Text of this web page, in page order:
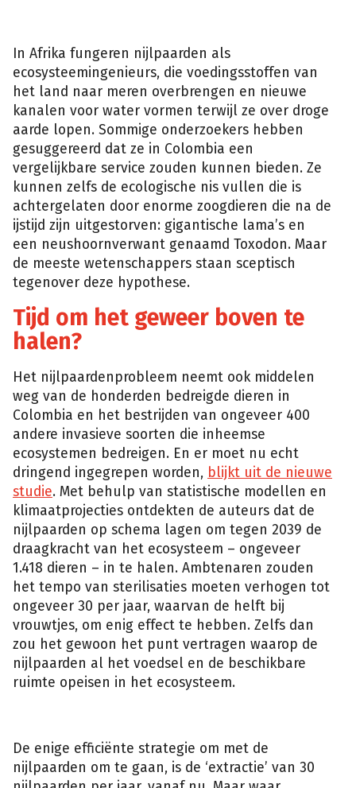
In Afrika fungeren nijlpaarden als
ecosysteemingenieurs, die voedingsstoffen van
het land naar meren overbrengen en nieuwe
kanalen voor water vormen terwijl ze over droge
aarde lopen. Sommige onderzoekers hebben
gesuggereerd dat ze in Colombia een
vergelijkbare service zouden kunnen bieden. Ze
kunnen zelfs de ecologische nis vullen die is
achtergelaten door enorme zoogdieren die na de
ijstijd zijn uitgestorven: gigantische lama’s en
een neushoornverwant genaamd Toxodon. Maar
de meeste wetenschappers staan sceptisch
tegenover deze hypothese.
Tijd om het geweer boven te
halen?
Het nijlpaardenprobleem neemt ook middelen
weg van de honderden bedreigde dieren in
Colombia en het bestrijden van ongeveer 400
andere invasieve soorten die inheemse
ecosystemen bedreigen. En er moet nu echt
dringend ingegrepen worden, blijkt uit de nieuwe
studie. Met behulp van statistische modellen en
klimaatprojecties ontdekten de auteurs dat de
nijlpaarden op schema lagen om tegen 2039 de
draagkracht van het ecosysteem – ongeveer
1.418 dieren – in te halen. Ambtenaren zouden
het tempo van sterilisaties moeten verhogen tot
ongeveer 30 per jaar, waarvan de helft bij
vrouwtjes, om enig effect te hebben. Zelfs dan
zou het gewoon het punt vertragen waarop de
nijlpaarden al het voedsel en de beschikbare
ruimte opeisen in het ecosysteem.
De
lokale
bevolking
ziet
de
nijlpaarden
als
een
onofficiële
mascotte.
Cadeauwinkels
in
Puerto
Triunfo
verkopen
nijlpaardensleutelhangers
en
-
De enige efficiënte strategie om met de
nijlpaarden om te gaan, is de ‘extractie’ van 30